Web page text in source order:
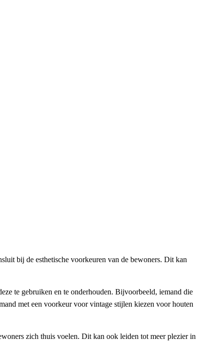
bij de esthetische voorkeuren van de bewoners. Dit kan
te gebruiken en te onderhouden. Bijvoorbeeld, iemand die
met een voorkeur voor vintage stijlen kiezen voor houten
zich thuis voelen. Dit kan ook leiden tot meer plezier in